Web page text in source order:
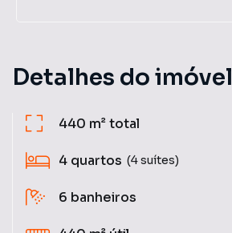
Detalhes do imóvel
440 m²total
4 quartos (4 suítes)
6 banheiros